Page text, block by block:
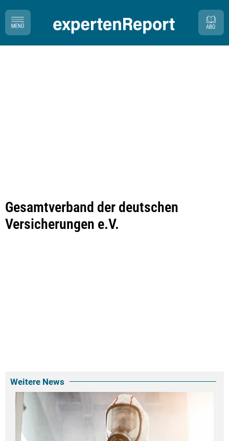
Gesamtverband der deutschen
Versicherungen e.V.
Weitere News